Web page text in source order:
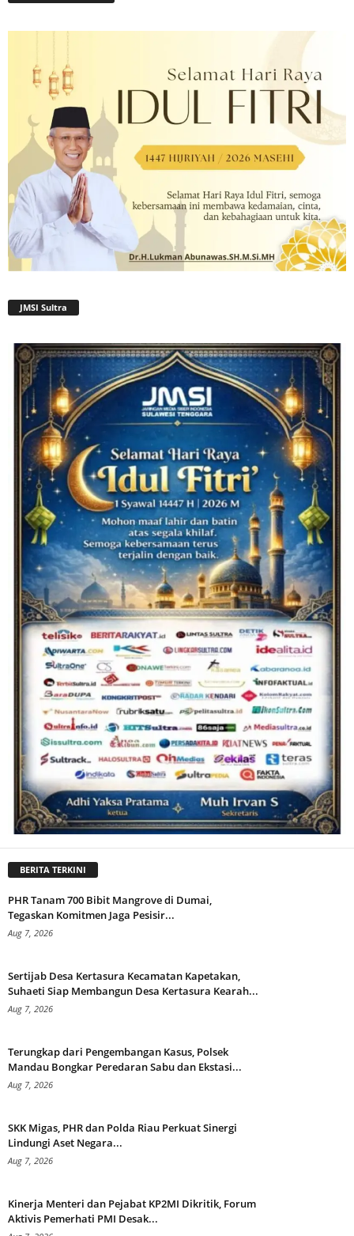
JMSI Sultra
BERITA TERKINI
PHR Tanam 700 Bibit Mangrove di Dumai,
Tegaskan Komitmen Jaga Pesisir...
Aug 7, 2026
Sertijab Desa Kertasura Kecamatan Kapetakan,
Suhaeti Siap Membangun Desa Kertasura Kearah...
Aug 7, 2026
Terungkap dari Pengembangan Kasus, Polsek
Mandau Bongkar Peredaran Sabu dan Ekstasi...
Aug 7, 2026
SKK Migas, PHR dan Polda Riau Perkuat Sinergi
Lindungi Aset Negara...
Aug 7, 2026
Kinerja Menteri dan Pejabat KP2MI Dikritik, Forum
Aktivis Pemerhati PMI Desak...